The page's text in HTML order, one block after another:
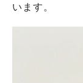
います。